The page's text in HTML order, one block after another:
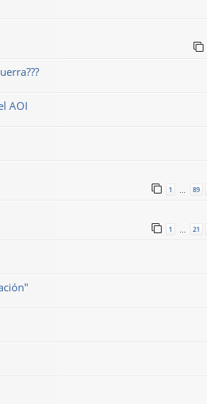
AOI
1 89
1 21